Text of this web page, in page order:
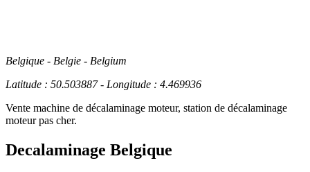
Belgique - Belgie - Belgium
Latitude : 50.503887 - Longitude : 4.469936
Vente machine de décalaminage moteur, station de décalaminage
moteur pas cher.
Decalaminage Belgique